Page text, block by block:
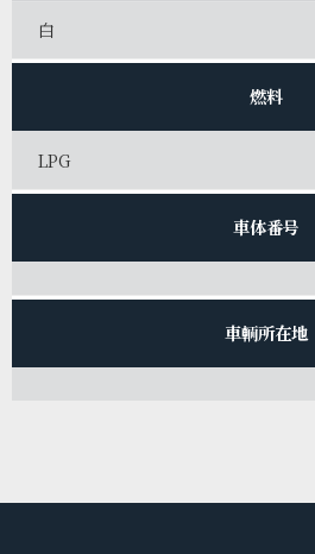
白
燃料
LPG
車体番号
車輌所在地